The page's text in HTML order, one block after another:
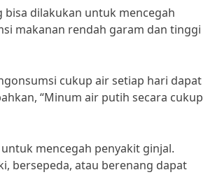
dilakukan untuk mencegah
makanan rendah garam dan tinggi
cukup air setiap hari dapat
“Minum air putih secara cukup
mencegah penyakit ginjal.
bersepeda, atau berenang dapat